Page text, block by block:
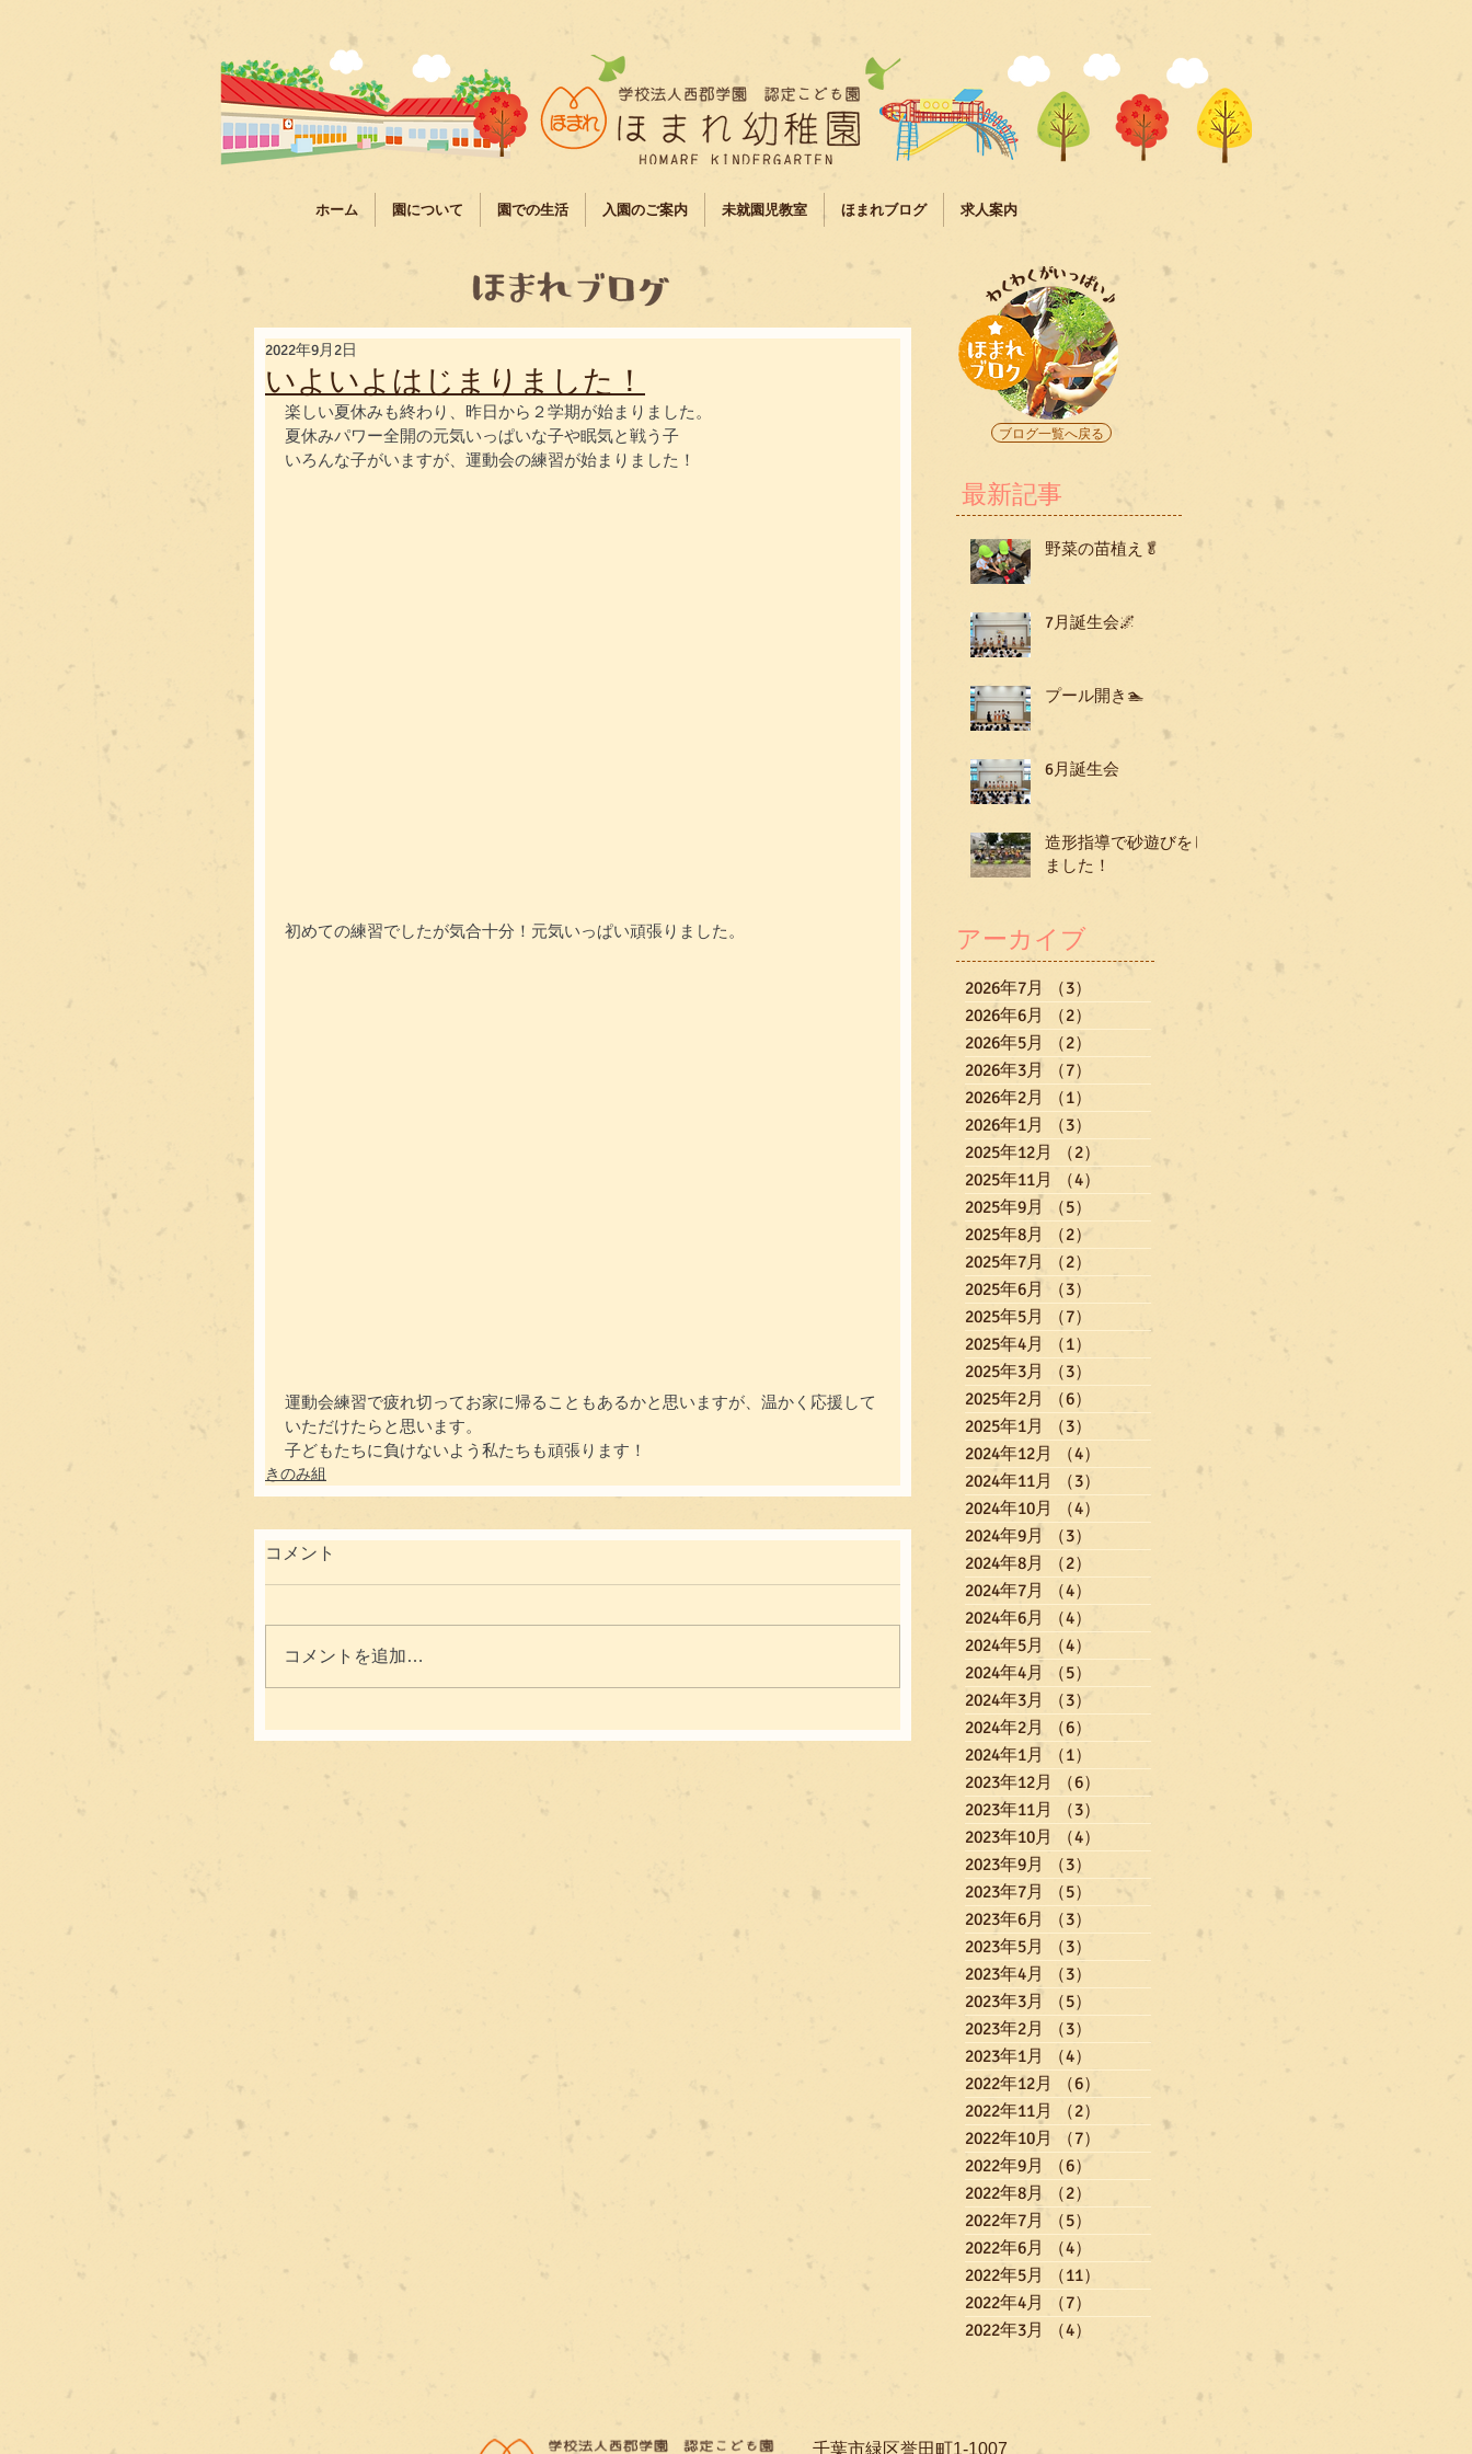
ホーム 園について 園での生活 入園のご案内 未就園児教室 ほまれブログ 求人案内
いよいよはじまりました！
2022年9月2日
楽しい夏休みも終わり、昨日から２学期が始まりました。
夏休みパワー全開の元気いっぱいな子や眠気と戦う子
いろんな子がいますが、運動会の練習が始まりました！
初めての練習でしたが気合十分！元気いっぱい頑張りました。
運動会練習で疲れ切ってお家に帰ることもあるかと思いますが、温かく応援して
いただけたらと思います。
子どもたちに負けないよう私たちも頑張ります！
きのみ組
コメント
コメントを追加…
ブログ一覧へ戻る
最新記事
野菜の苗植え🥬
7月誕生会🌌
プール開き🏊
6月誕生会
造形指導で砂遊びをし
ました！
アーカイブ
2026年7月 （3）
2026年6月
（2）
2026年5月
（2）
2026年3月
（7）
2026年2月
（1）
2026年1月
（3）
2025年12月
（2）
2025年11月
（4）
2025年9月
（5）
5件の記事
2025年8月
（2）
2025年7月
（2）
2025年6月
（3）
2025年5月
（7）
2025年4月
（1）
2025年3月
（3）
2025年2月
（6）
2025年1月
（3）
3件の記事
2024年12月
（4）
2024年11月
（3）
2024年10月
（4）
2024年9月
（3）
2024年8月
（2）
2024年7月
（4）
2024年6月
（4）
2024年5月
（4）
2024年4月
（5）
5件の記事
2024年3月
（3）
2024年2月
（6）
2024年1月
（1）
2023年12月
（6）
2023年11月
（3）
2023年10月
（4）
2023年9月
（3）
2023年7月
（5）
5件の記事
2023年6月
（3）
2023年5月
（3）
2023年4月
（3）
2023年3月
（5）
2023年2月
（3）
2023年1月
（4）
2022年12月
（6）
2022年11月
（2）
2022年10月
（7）
7件の記事
2022年9月
（6）
2022年8月
（2）
2022年7月
（5）
2022年6月
（4）
2022年5月
（11）
2022年4月
（7）
2022年3月
（4）
​千葉市緑区誉田町1-1007